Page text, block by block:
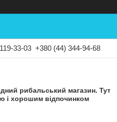
33-03 +380 (44) 344-94-68
рибальський магазин. Тут
і хорошим відпочинком